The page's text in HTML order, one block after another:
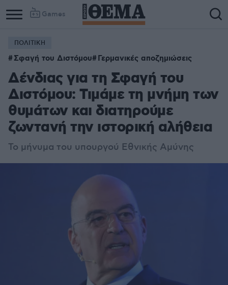
Games
Column
1
Column
2
ΠΟΛΙΤΙΚΗ
Σφαγή του Διστόμου Γερμανικές αποζημιώσεις
Δένδιας για τη Σφαγή του
Διστόμου: Τιμάμε τη μνήμη των
θυμάτων και διατηρούμε
ζωντανή την ιστορική αλήθεια
Το μήνυμα του υπουργού Εθνικής Αμύνης